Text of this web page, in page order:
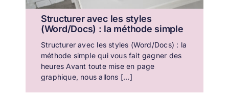
Structurer avec les styles
(Word/Docs) : la méthode simple
Structurer avec les styles (Word/Docs) : la
méthode simple qui vous fait gagner des
heures Avant toute mise en page
graphique, nous allons [...]